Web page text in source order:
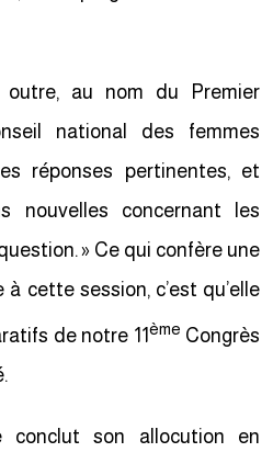
outre, au nom du Premier
national des femmes
réponses pertinentes, et
nouvelles concernant les
» Ce qui confère une
cette session, c’est qu’elle
de notre 11ème Congrès
conclut son allocution en